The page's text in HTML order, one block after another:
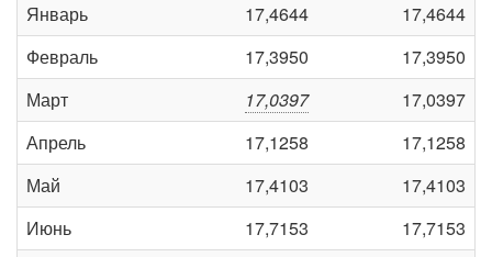
Январь 17,4644
17,4644
Февраль
17,3950
17,3950
Март
17,0397
17,0397
Апрель
17,1258
17,1258
Май
17,4103
17,4103
Июнь
17,7153
17,7153